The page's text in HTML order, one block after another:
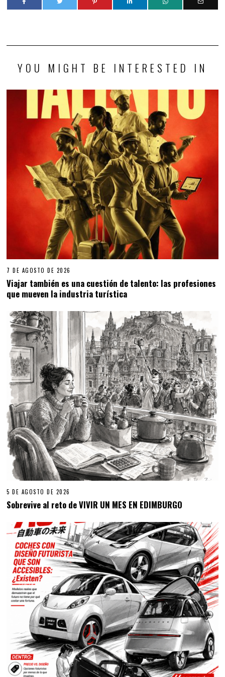
YOU MIGHT BE INTERESTED IN
7 DE AGOSTO DE 2026
Viajar también es una cuestión de talento: las profesiones
que mueven la industria turística
5 DE AGOSTO DE 2026
Sobrevive al reto de VIVIR UN MES EN EDIMBURGO